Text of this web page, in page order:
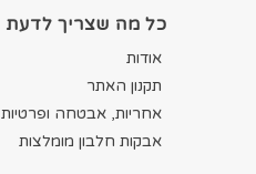
כל מה שצריך לדעת
אודות
תקנון האתר
אחריות, אבטחה ופרטיות
אבקות חלבון מומלצות